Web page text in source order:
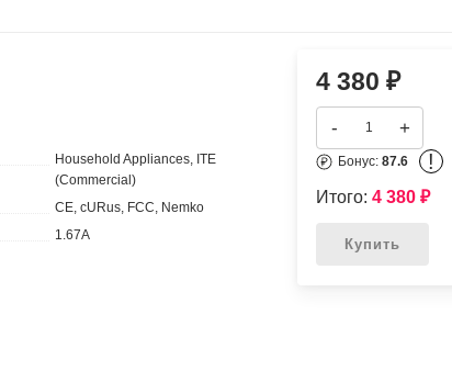
Household Appliances, ITE
(Commercial)
CE, cURus, FCC, Nemko
1.67A
4 380 ₽
- +
Бонус: 87.6 !
Итого: 4 380 ₽
Купить